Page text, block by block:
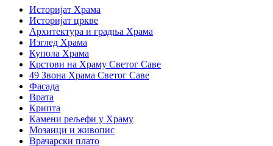
Историјат Храма
Историјат цркве
Архитектура и градња Храма
Изглед Храма
Купола Храма
Крстови на Храму Светог Саве
49 Звона Храма Светог Саве
Фасада
Врата
Крипта
Камени рељефи у Храму
Мозаици и живопис
Врачарски плато